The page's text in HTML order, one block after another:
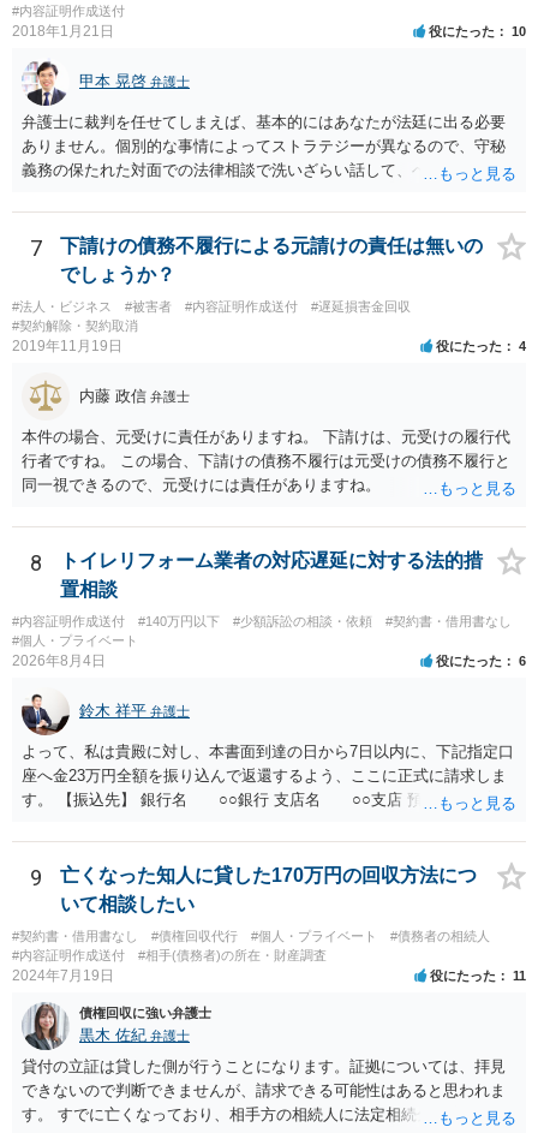
#内容証明作成送付
2018年1月21日 役にたった 10
甲本 晃啓 弁護士
弁護士に裁判を任せてしまえば、基本的にはあなたが法廷に出る必要
ありません。個別的な事情によってストラテジーが異なるので、守秘
義務の保たれた対面での法律相談で洗いざらい話して、ベストな方法
7
下請けの債務不履行による元請けの責任は無いの
でしょうか？
#法人・ビジネス #被害者 #内容証明作成送付
#遅延損害金回収
#契約解除・契約取消
2019年11月19日 役にたった 4
内藤 政信 弁護士
本件の場合、元受けに責任がありますね。 下請けは、元受けの履行代
行者ですね。 この場合、下請けの債務不履行は元受けの債務不履行と
同一視できるので、元受けには責任がありますね。
8
トイレリフォーム業者の対応遅延に対する法的措
置相談
#内容証明作成送付 #140万円以下 #少額訴訟の相談・依頼
#契約書・借用書なし
#個人・プライベート
2026年8月4日 役にたった 6
鈴木 祥平 弁護士
よって、私は貴殿に対し、本書面到達の日から7日以内に、下記指定口
座へ金23万円全額を振り込んで返還するよう、ここに正式に請求しま
す。 【振込先】 銀行名 ○○銀行 支店名 ○○支店 預金種別 普通
されない場合には、貴殿には任意に返金する意思がないものと判断
し、やむを得ず、返還金23万円及びこれに対する遅延損害金の支払い
を求める民事訴訟、支払督促その他必要な法的手続を直ちに講じま
す。 その際には、訴訟に要する費用その他法令上認められる金員につ
いても併せて請求する予定ですので、あらかじめ申し添えます。 本件
は、貴殿自らが契約を解約したことによって生じた返還義務の履行を
の内部事情は、私に対する返還義務の発生や履行時期には何ら影響を
及ぼすものではありません。 これ以上、本件の解決を不必要に遅延さ
せることなく、誠意をもって速やかに返金手続を履行されるよう、強
く求めます。 以上
9
亡くなった知人に貸した170万円の回収方法につ
いて相談したい
#契約書・借用書なし #債権回収代行 #個人・プライベート
#債務者の相続人
#内容証明作成送付
#相手(債務者)の所在・財産調査
2024年7月19日 役にたった 11
債権回収に強い弁護士
黒木 佐紀 弁護士
貸付の立証は貸した側が行うことになります。証拠については、拝見
できないので判断できませんが、請求できる可能性はあると思われま
す。 すでに亡くなっており、相手方の相続人に法定相続分に応じて請